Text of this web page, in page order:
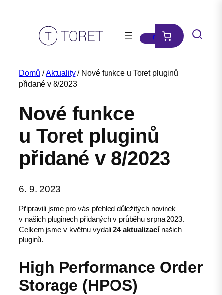
Domů /Aktuality/ Nové funkce u Toret pluginů
přidané v 8/2023
Nové funkce
u Toret pluginů
přidané v 8/2023
6. 9. 2023
Připravili jsme pro vás přehled důležitých novinek
v našich pluginech přidaných v průběhu srpna 2023.
Celkem jsme v květnu vydali24 aktualizacínašich
pluginů.
High Performance Order
Storage (HPOS)